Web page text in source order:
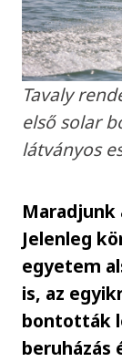
Tavaly
első solar
látványos
Maradjunk
Jelenleg
egyetem
is, az
bontották
beruházás